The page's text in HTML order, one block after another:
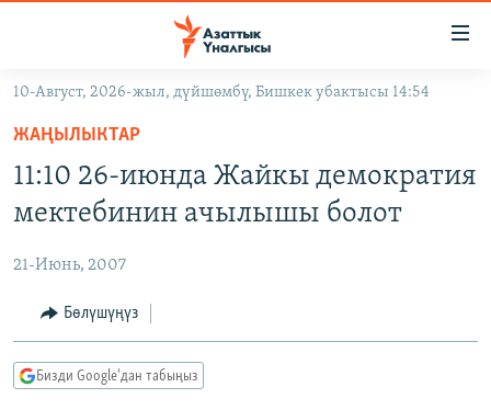
Навигацияга
өтүңүз
салыңызКЫРГЫЗСТАН
ЭКОНОМИКА
МАДАНИЯТ
БОРБОР АЗИЯ
АТАЙЫН ИЛИКТӨӨ
ТВ ПРОГРАММАЛАР
ЭКСПЕРТТЕР ТАЛДАЙТ
ӨЗГӨЧӨ ПИКИР
10-Август, 2026-жыл, дүйшөмбү, Бишкек убактысы 14:54
ЖАҢЫЛЫКТАР
11:10 26-июнда Жайкы демократия
мектебинин ачылышы болот
21-Июнь, 2007
Бөлүшүңүз
Бизди Google'дан табыңыз